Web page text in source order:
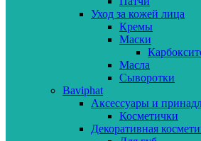
Уход за кожей лица
Кремы
Маски
Масла
Сыворотки
Baviphat
Аксессуары и
Косметички
Декоративная